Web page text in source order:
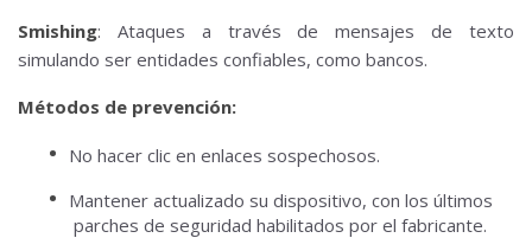
Smishing: Ataques a través de mensajes de texto
simulando ser entidades confiables, como bancos.
Métodos de prevención:
No hacer clic en enlaces sospechosos.
Mantener actualizado su dispositivo, con los últimos
parches de seguridad habilitados por el fabricante.